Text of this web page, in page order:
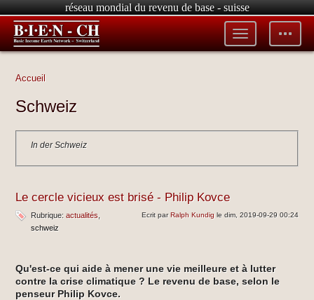
réseau mondial du revenu de base - suisse
Toggle
tools
Toggle
menu
Accueil
Schweiz
In der Schweiz
Le cercle vicieux est brisé - Philip Kovce
Ecrit parRalph Kundig le dim, 2019-09-29 00:24
Rubrique: actualités
schweiz
Qu'est-ce qui aide à mener une vie meilleure et à lutter
contre la crise climatique ? Le revenu de base, selon le
penseur Philip Kovce.